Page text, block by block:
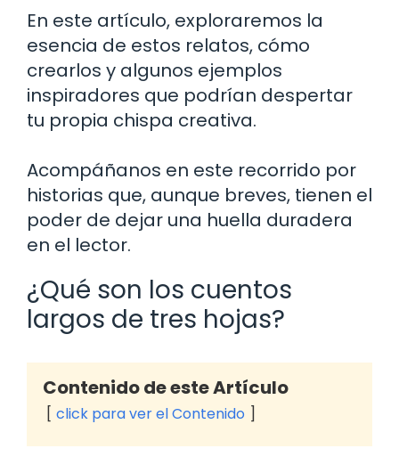
En este artículo, exploraremos la
esencia de estos relatos, cómo
crearlos y algunos ejemplos
inspiradores que podrían despertar
tu propia chispa creativa.
Acompáñanos en este recorrido por
historias que, aunque breves, tienen el
poder de dejar una huella duradera
en el lector.
¿Qué son los cuentos
largos de tres hojas?
Contenido de este Artículo
click para ver el Contenido